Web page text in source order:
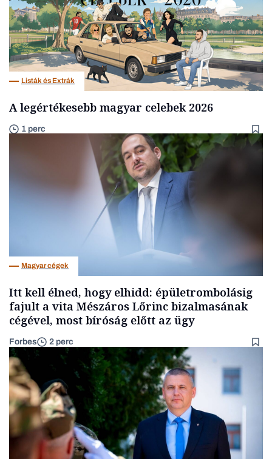
Listák és Extrák
A legértékesebb magyar celebek 2026
1 perc
Magyar cégek
Itt kell élned, hogy elhidd: épületrombolásig
fajult a vita Mészáros Lőrinc bizalmasának
cégével, most bíróság előtt az ügy
Forbes 2 perc